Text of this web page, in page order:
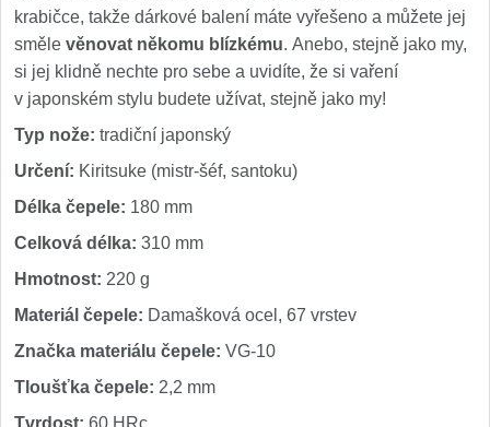
krabičce, takže dárkové balení máte vyřešeno a můžete jej
směle věnovat někomu blízkému. Anebo, stejně jako my,
si jej klidně nechte pro sebe a uvidíte, že si vaření
v japonském stylu budete užívat, stejně jako my!
Typ nože: tradiční japonský
Určení: Kiritsuke (mistr-šéf, santoku)
Délka čepele: 180 mm
Celková délka: 310 mm
Hmotnost: 220 g
Materiál čepele: Damašková ocel, 67 vrstev
Značka materiálu čepele: VG-10
Tloušťka čepele: 2,2 mm
Tvrdost: 60 HRc